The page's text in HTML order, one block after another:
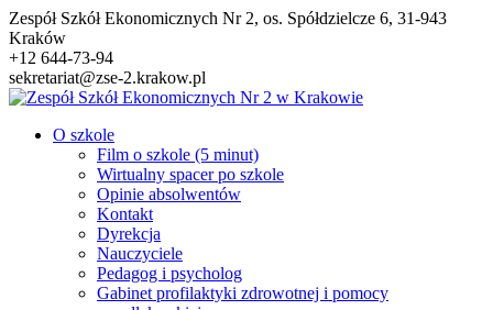
Przejdź
do
treści
Zespół Szkół Ekonomicznych Nr 2, os. Spółdzielcze 6, 31-943
Kraków
+12 644-73-94
sekretariat@zse-2.krakow.pl
O szkole
Film o szkole (5 minut)
Wirtualny spacer po szkole
Opinie absolwentów
Kontakt
Dyrekcja
Nauczyciele
Pedagog i psycholog
Gabinet profilaktyki zdrowotnej i pomocy